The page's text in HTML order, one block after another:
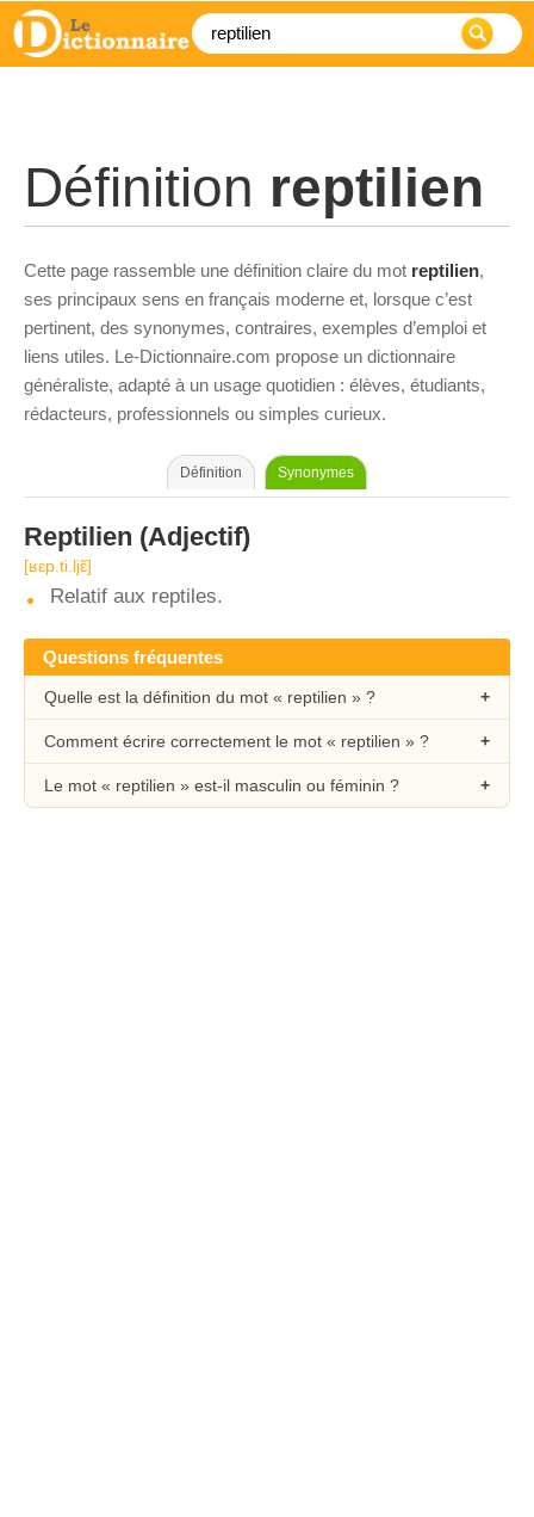
Définition reptilien
Cette page rassemble une définition claire du mot reptilien,
ses principaux sens en français moderne et, lorsque c’est
pertinent, des synonymes, contraires, exemples d’emploi et
liens utiles. Le-Dictionnaire.com propose un dictionnaire
généraliste, adapté à un usage quotidien : élèves, étudiants,
rédacteurs, professionnels ou simples curieux.
Définition Synonymes
Reptilien (Adjectif)
[ʁɛp.ti.ljɛ̃]
Relatif aux reptiles.
Questions fréquentes
Quelle est la définition du mot « reptilien » ?
Comment écrire correctement le mot « reptilien » ?
Le mot « reptilien » est-il masculin ou féminin ?